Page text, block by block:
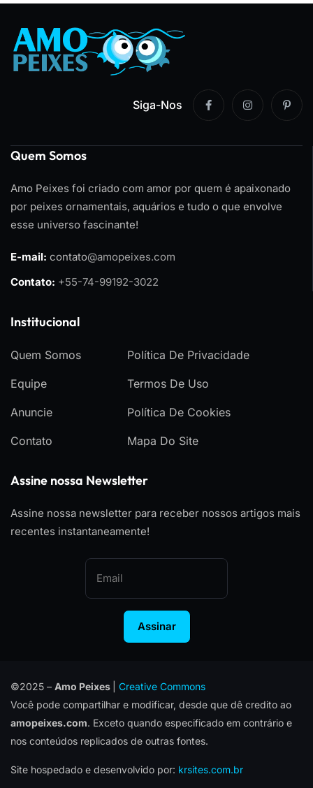
Siga-Nos
Quem Somos
Amo Peixes foi criado com amor por quem é apaixonado
por peixes ornamentais, aquários e tudo o que envolve
esse universo fascinante!
E-mail: contato@amopeixes.com
Contato: +55-74-99192-3022
Institucional
Quem Somos
Equipe
Anuncie
Contato
Política De Privacidade
Termos De Uso
Política De Cookies
Mapa Do Site
Assine nossa Newsletter
Assine nossa newsletter para receber nossos artigos mais
recentes instantaneamente!
Assinar
©2025 – Amo Peixes
Creative Commons
Você pode compartilhar e modificar, desde que dê credito ao
amopeixes.com. Exceto quando especificado em contrário e
nos conteúdos replicados de outras fontes.
Site hospedado e desenvolvido por: krsites.com.br